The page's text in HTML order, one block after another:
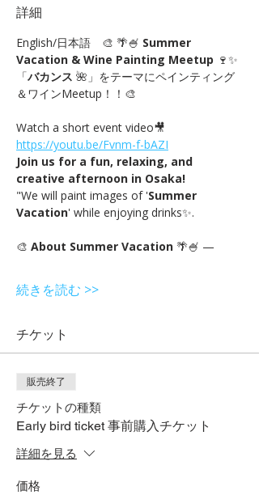
詳細
English/日本語　🎨 🌴🍧 Summer
Vacation & Wine Painting Meetup 🍷✨
「バカンス 🌺」をテーマにペインティング
＆ワインMeetup！！🎨
Watch a short event video🎥
https://youtu.be/Fvnm-f-bAZI
Join us for a fun, relaxing, and
creative afternoon in Osaka!
"We will paint images of 'Summer
Vacation' while enjoying drinks✨.
🎨 About Summer Vacation 🌴🍧 —
続きを読む >>
チケット
販売終了
チケットの種類
Early bird ticket 事前購入チケット
詳細を見る
価格